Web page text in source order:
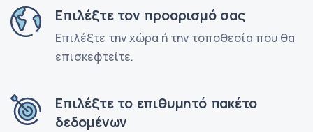
Επιλέξτε τον προορισμό σας
Επιλέξτε την χώρα ή την τοποθεσία που θα
επισκεφτείτε.
Επιλέξτε το επιθυμητό πακέτο
δεδομένων